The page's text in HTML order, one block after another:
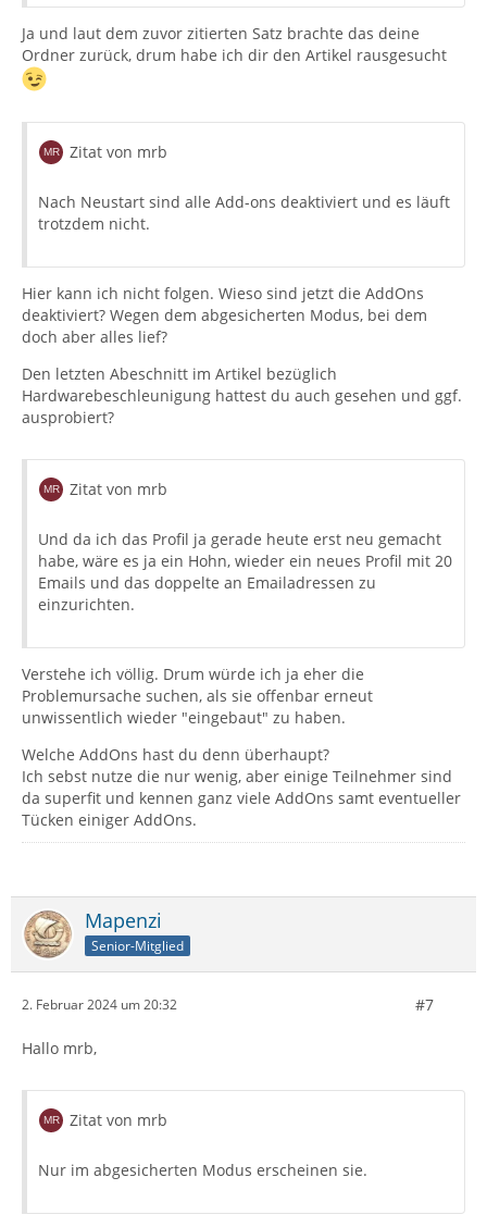
Ja und laut dem zuvor zitierten Satz brachte das deine
Ordner zurück, drum habe ich dir den Artikel rausgesucht
Zitat von mrb
Nach Neustart sind alle Add-ons deaktiviert und es läuft
trotzdem nicht.
Hier kann ich nicht folgen. Wieso sind jetzt die AddOns
deaktiviert? Wegen dem abgesicherten Modus, bei dem
doch aber alles lief?
Den letzten Abeschnitt im Artikel bezüglich
Hardwarebeschleunigung hattest du auch gesehen und ggf.
ausprobiert?
Zitat von mrb
Und da ich das Profil ja gerade heute erst neu gemacht
habe, wäre es ja ein Hohn, wieder ein neues Profil mit 20
Emails und das doppelte an Emailadressen zu
einzurichten.
Verstehe ich völlig. Drum würde ich ja eher die
Problemursache suchen, als sie offenbar erneut
unwissentlich wieder "eingebaut" zu haben.
Welche AddOns hast du denn überhaupt?
Ich sebst nutze die nur wenig, aber einige Teilnehmer sind
da superfit und kennen ganz viele AddOns samt eventueller
Tücken einiger AddOns.
Mapenzi
Senior-Mitglied
2. Februar 2024 um 20:32 #7
Hallo mrb,
Zitat von mrb
Nur im abgesicherten Modus erscheinen sie.